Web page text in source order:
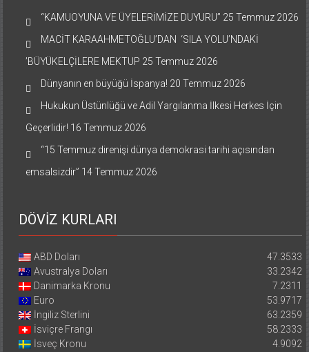
“KAMUOYUNA VE ÜYELERİMİZE DUYURU” 25 Temmuz 2026
MACİT KARAAHMETOĞLU’DAN ‘SILA YOLU’NDAKİ
’BÜYÜKELÇİLERE MEKTUP 25 Temmuz 2026
Dünyanın en büyüğü İspanya! 20 Temmuz 2026
Hukukun Üstünlüğü ve Adil Yargılanma İlkesi Herkes İçin
Geçerlidir! 16 Temmuz 2026
“15 Temmuz direnişi dünya demokrasi tarihi açısından
emsalsizdir” 14 Temmuz 2026
DÖVİZ KURLARI
ABD Doları
47.3533
Avustralya Doları
33.2342
Danimarka Kronu
7.2311
Euro
53.9717
İngiliz Sterlini
63.2359
İsviçre Frangı
58.2333
İsveç Kronu
4.9092